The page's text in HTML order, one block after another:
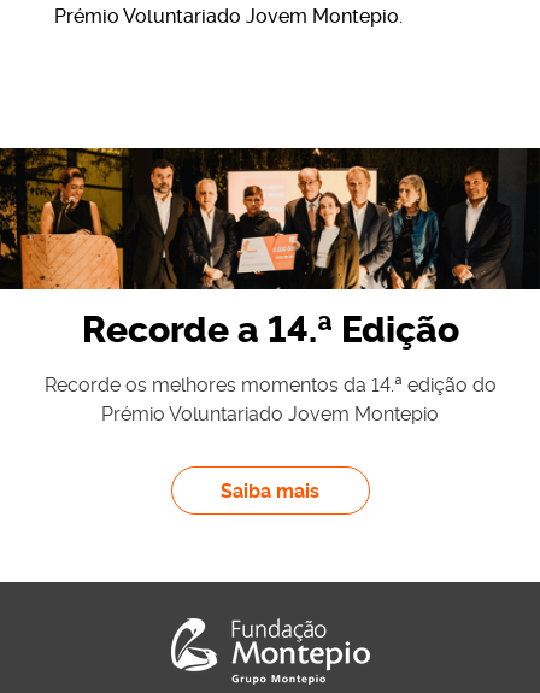
Prémio Voluntariado Jovem Montepio.
Recorde a 14.ª Edição
Recorde os melhores momentos da 14.ª edição do
Prémio Voluntariado Jovem Montepio
Saiba maissobre: Recorde a 14.ª